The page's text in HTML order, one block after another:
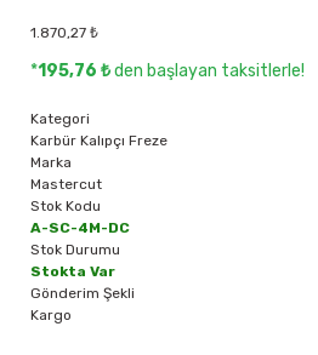
1.870,27 ₺
*195,76 ₺den başlayan taksitlerle!
Kategori
Karbür Kalıpçı Freze
Marka
Mastercut
Stok Kodu
A-SC-4M-DC
Stok Durumu
Stokta Var
Gönderim Şekli
Kargo